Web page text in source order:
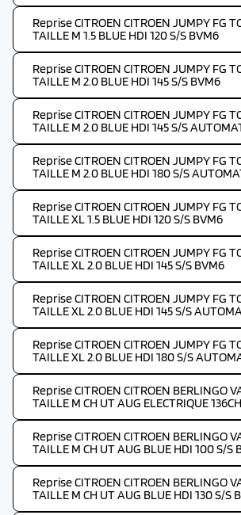
Reprise CITROEN CITROEN JUMPY FG
TAILLE M 1.5 BLUE HDI 120 S/S BVM6
Reprise CITROEN CITROEN JUMPY FG
TAILLE M 2.0 BLUE HDI 145 S/S BVM6
Reprise CITROEN CITROEN JUMPY FG
TAILLE M 2.0 BLUE HDI 145 S/S
Reprise CITROEN CITROEN JUMPY FG
TAILLE M 2.0 BLUE HDI 180 S/S
Reprise CITROEN CITROEN JUMPY FG
TAILLE XL 1.5 BLUE HDI 120 S/S BVM6
Reprise CITROEN CITROEN JUMPY FG
TAILLE XL 2.0 BLUE HDI 145 S/S BVM6
Reprise CITROEN CITROEN JUMPY FG
TAILLE XL 2.0 BLUE HDI 145 S/S
Reprise CITROEN CITROEN JUMPY FG
TAILLE XL 2.0 BLUE HDI 180 S/S
Reprise CITROEN CITROEN BERLINGO
TAILLE M CH UT AUG ELECTRIQUE
Reprise CITROEN CITROEN BERLINGO
TAILLE M CH UT AUG BLUE HDI 100 S/S
Reprise CITROEN CITROEN BERLINGO
TAILLE M CH UT AUG BLUE HDI 130 S/S